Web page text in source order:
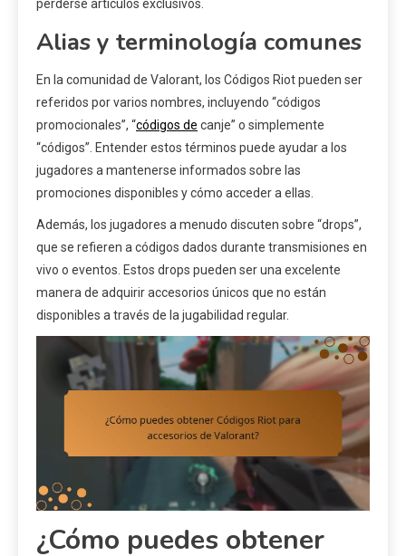
perderse artículos exclusivos.
Alias y terminología comunes
En la comunidad de Valorant, los Códigos Riot pueden ser
referidos por varios nombres, incluyendo “códigos
promocionales”, “códigos de canje” o simplemente
“códigos”. Entender estos términos puede ayudar a los
jugadores a mantenerse informados sobre las
promociones disponibles y cómo acceder a ellas.
Además, los jugadores a menudo discuten sobre “drops”,
que se refieren a códigos dados durante transmisiones en
vivo o eventos. Estos drops pueden ser una excelente
manera de adquirir accesorios únicos que no están
disponibles a través de la jugabilidad regular.
¿Cómo puedes obtener